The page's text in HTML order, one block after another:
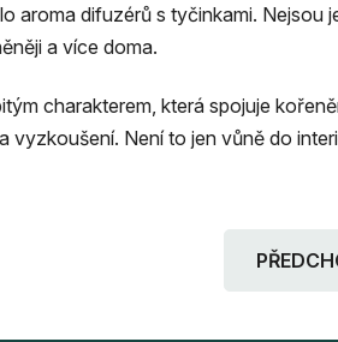
aroma difuzérů s tyčinkami.
a více doma.
charakterem, která spojuje
vyzkoušení. Není to jen vůně do